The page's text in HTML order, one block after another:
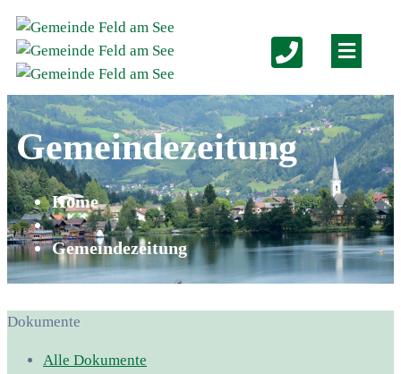
Gemeindezeitung
Home
Gemeindezeitung
Dokumente
Alle Dokumente